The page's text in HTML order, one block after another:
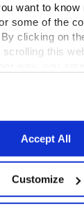
want to know
some of the
By clicking on
this
Accept All
Customize